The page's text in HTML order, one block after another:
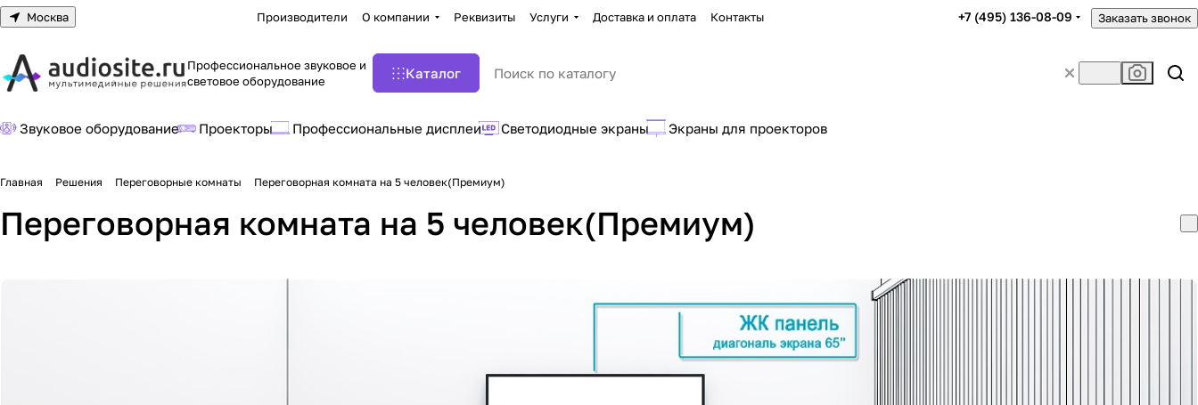
Москва Производители О компании Реквизиты Услуги Доставка и оплата Контакты +7 (495) 136-08-09 Заказать звонок
Профессиональное звуковое и
световое оборудование
Каталог
Звуковое оборудование Проекторы Профессиональные дисплеи Светодиодные экраны Экраны для проекторов
Главная Решения Переговорные комнаты Переговорная комната на 5 человек(Премиум)
Переговорная комната на 5 человек(Премиум)